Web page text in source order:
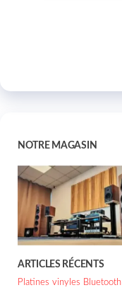
NOTRE MAGASIN
ARTICLES RÉCENTS
Platines vinyles Bluetooth